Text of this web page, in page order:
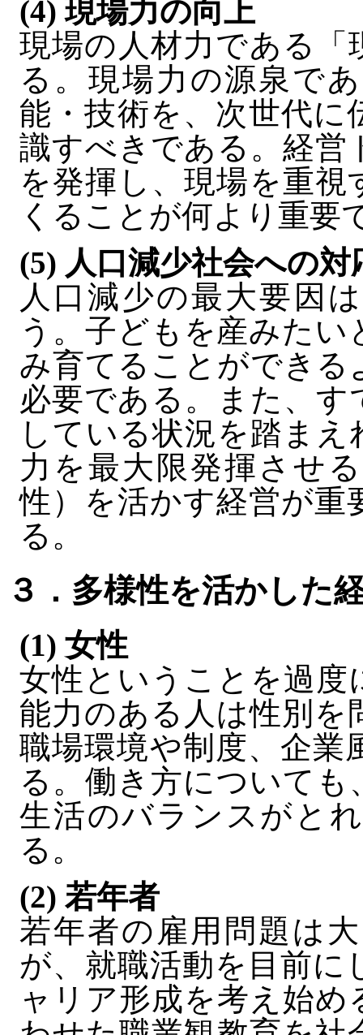
(4) 現場力の向上
現場の人材力である「
る。現場力の源泉で
能・技術を、次世代に
識すべきである。経営
を発揮し、現場を重
くることが何より重要
(5) 人口減少社会への対
人口減少の最大要因
う。子どもを産みた
み育てることができる
必要である。また、
している状況を踏ま
力を最大限発揮させ
性）を活かす経営が重
る。
３．多様性を活かした
(1) 女性
女性ということを過度
能力のある人は性別を
職場環境や制度、企業
る。働き方について
生活のバランスがと
る。
(2) 若年者
若年者の雇用問題は
が、就職活動を目前
ャリア形成を考え始